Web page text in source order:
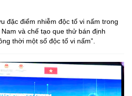
đặc điểm nhiễm độc tố vi nấm trong
và chế tạo que thử bán định
thời một số độc tố vi nấmˮ.